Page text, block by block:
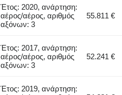
Έτος: 2020, ανάρτηση:
αέρος/αέρος, αριθμός
αξόνων: 3
55.811 €
Έτος: 2017, ανάρτηση:
αέρος/αέρος, αριθμός
αξόνων: 3
52.241 €
Έτος: 2019, ανάρτηση: